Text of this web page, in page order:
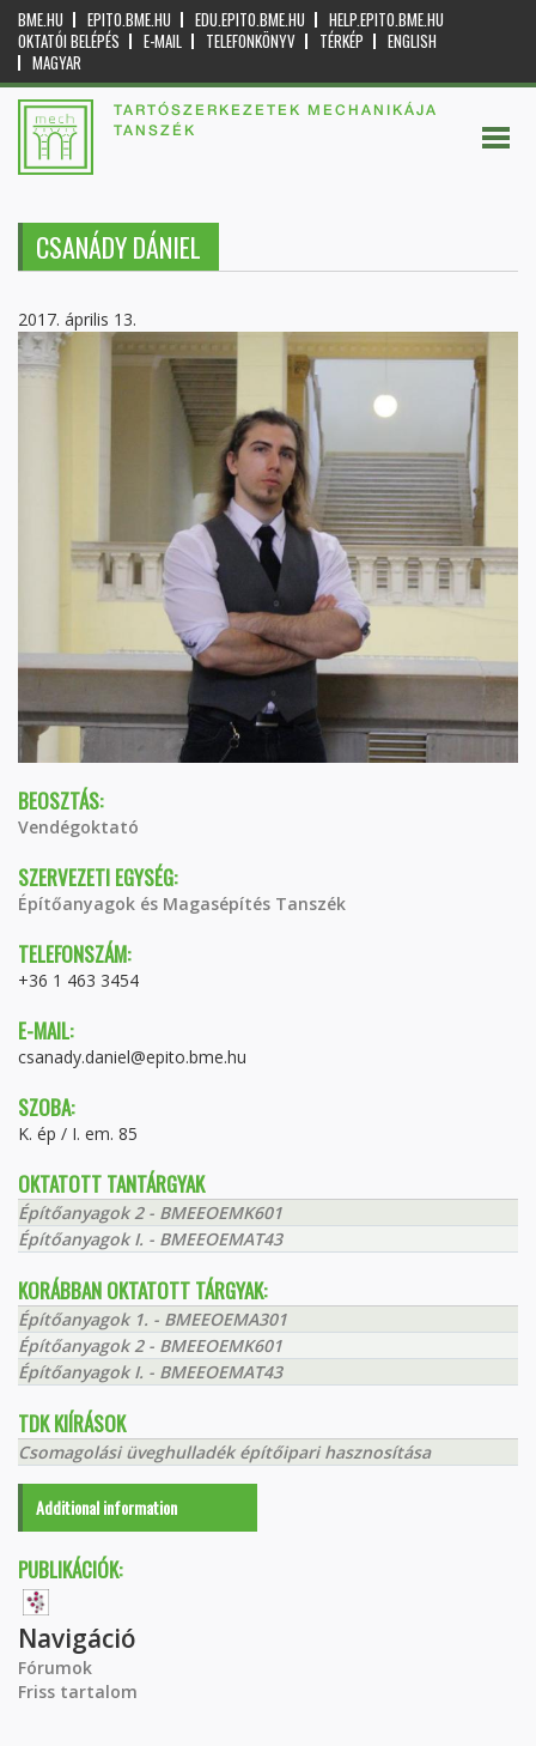
BME.HU EPITO.BME.HU EDU.EPITO.BME.HU
HELP.EPITO.BME.HU
OKTATÓI BELÉPÉS
E-MAIL TELEFONKÖNYV TÉRKÉP
ENGLISH
MAGYAR
TARTÓSZERKEZETEK MECHANIKÁJA
TANSZÉK
CSANÁDY DÁNIEL
2017. április 13.
BEOSZTÁS:
Vendégoktató
SZERVEZETI EGYSÉG:
Építőanyagok és Magasépítés Tanszék
TELEFONSZÁM:
+36 1 463 3454
E-MAIL:
csanady.daniel@epito.bme.hu
SZOBA:
K. ép / I. em. 85
OKTATOTT TANTÁRGYAK
Építőanyagok 2 - BMEEOEMK601
Építőanyagok I. - BMEEOEMAT43
KORÁBBAN OKTATOTT TÁRGYAK:
Építőanyagok 1. - BMEEOEMA301
Építőanyagok 2 - BMEEOEMK601
Építőanyagok I. - BMEEOEMAT43
TDK KIÍRÁSOK
Csomagolási üveghulladék építőipari hasznosítása
Additional information
PUBLIKÁCIÓK:
Navigáció
Fórumok
Friss tartalom